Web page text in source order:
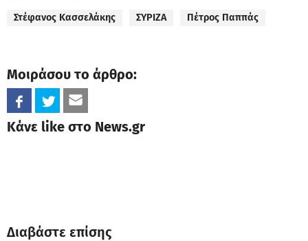
Στέφανος Κασσελάκης ΣΥΡΙΖΑ Πέτρος Παππάς
Μοιράσου το άρθρο:
Κάνε like στο News.gr
Διαβάστε επίσης